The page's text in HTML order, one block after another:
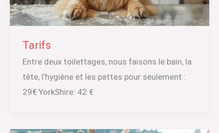
Tarifs
Entre deux toilettages, nous faisons le bain, la
tête, l’hygiène et les pattes pour seulement :
29€ YorkShire: 42 €